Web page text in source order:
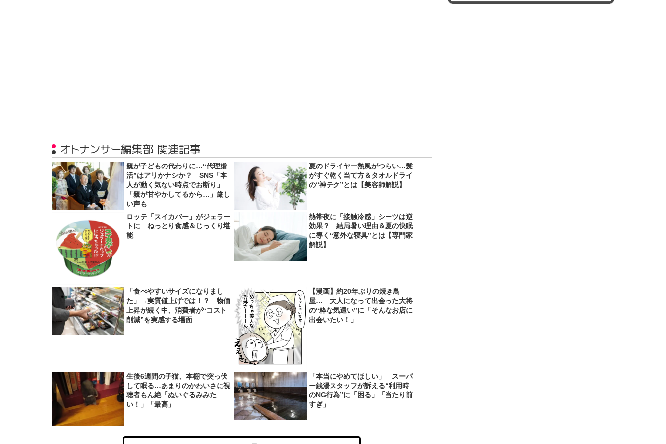
オトナンサー編集部 関連記事
親が子どもの代わりに…“代理婚
活”はアリかナシか？ SNS「本
人が動く気ない時点でお断り」
「親が甘やかしてるから…」厳し
い声も
夏のドライヤー熱風がつらい…髪
がすぐ乾く当て方＆タオルドライ
の“神テク”とは【美容師解説】
ロッテ「スイカバー」がジェラー
トに ねっとり食感＆じっくり堪
能
熱帯夜に「接触冷感」シーツは逆
効果？ 結局暑い理由＆夏の快眠
に導く“意外な寝具”とは【専門家
解説】
「食べやすいサイズになりまし
た」→実質値上げでは！？ 物価
上昇が続く中、消費者が“コスト
削減”を実感する場面
【漫画】約20年ぶりの焼き鳥
屋… 大人になって出会った大将
の“粋な気遣い”に「そんなお店に
出会いたい！」
生後6週間の子猫、本棚で突っ伏
して眠る…あまりのかわいさに視
聴者もん絶「ぬいぐるみみた
い！」「最高」
「本当にやめてほしい」 スーパ
ー銭湯スタッフが訴える“利用時
のNG行為”に「困る」「当たり前
すぎ」